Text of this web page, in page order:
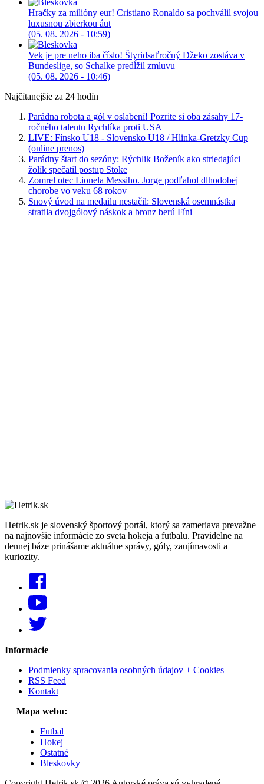
Hračky za milióny eur! Cristiano Ronaldo sa pochválil svojou
luxusnou zbierkou áut
(05. 08. 2026 - 10:59)
Vek je pre neho iba číslo! Štyridsaťročný Džeko zostáva v
Bundeslige, so Schalke predĺžil zmluvu
(05. 08. 2026 - 10:46)
Najčítanejšie za 24 hodín
Parádna robota a gól v oslabení! Pozrite si oba zásahy 17-
ročného talentu Rychlíka proti USA
LIVE: Fínsko U18 - Slovensko U18 / Hlinka-Gretzky Cup
(online prenos)
Parádny štart do sezóny: Rýchlik Boženík ako striedajúci
žolík spečatil postup Stoke
Zomrel otec Lionela Messiho. Jorge podľahol dlhodobej
chorobe vo veku 68 rokov
Snový úvod na medailu nestačil: Slovenská osemnástka
stratila dvojgólový náskok a bronz berú Fíni
Hetrik.sk je slovenský športový portál, ktorý sa zameriava prevažne
na najnovšie informácie zo sveta hokeja a futbalu. Pravidelne na
dennej báze prinášame aktuálne správy, góly, zaujímavosti a
kuriozity.
Informácie
Podmienky spracovania osobných údajov + Cookies
RSS Feed
Kontakt
Mapa webu:
Futbal
Hokej
Ostatné
Bleskovky